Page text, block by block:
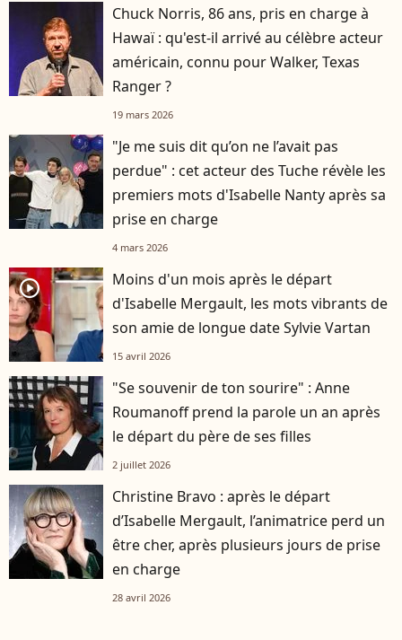
Chuck Norris, 86 ans, pris en charge à
Hawaï : qu'est-il arrivé au célèbre acteur
américain, connu pour Walker, Texas
Ranger ?
19 mars 2026
"Je me suis dit qu’on ne l’avait pas
perdue" : cet acteur des Tuche révèle les
premiers mots d'Isabelle Nanty après sa
prise en charge
4 mars 2026
player2
Moins d'un mois après le départ
d'Isabelle Mergault, les mots vibrants de
son amie de longue date Sylvie Vartan
15 avril 2026
"Se souvenir de ton sourire" : Anne
Roumanoff prend la parole un an après
le départ du père de ses filles
2 juillet 2026
Christine Bravo : après le départ
d’Isabelle Mergault, l’animatrice perd un
être cher, après plusieurs jours de prise
en charge
28 avril 2026